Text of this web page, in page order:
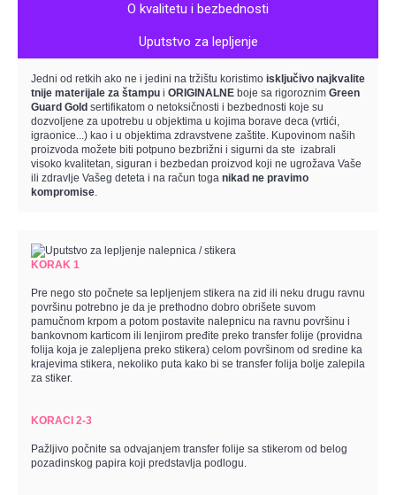
O kvalitetu i bezbednosti
Uputstvo za lepljenje
Jedni od retkih ako ne i jedini na tržištu koristimo isključivo najkvalite
tnije materijale za štampu i ORIGINALNE boje sa rigoroznim Green
Guard Gold sertifikatom o netoksičnosti i bezbednosti koje su
dozvoljene za upotrebu u objektima u kojima borave deca (vrtići,
igraonice...) kao i u objektima zdravstvene zaštite. Kupovinom naših
proizvoda možete biti potpuno bezbrižni i sigurni da ste izabrali
visoko kvalitetan, siguran i bezbedan proizvod koji ne ugrožava Vaše
ili zdravlje Vašeg deteta i na račun toga nikad ne pravimo
kompromise.
KORAK 1
Pre nego sto počnete sa lepljenjem stikera na zid ili neku drugu ravnu
površinu potrebno je da je prethodno dobro obrišete suvom
pamučnom krpom a potom postavite nalepnicu na ravnu površinu i
bankovnom karticom ili lenjirom pređite preko transfer folije (providna
folija koja je zalepljena preko stikera) celom površinom od sredine ka
krajevima stikera, nekoliko puta kako bi se transfer folija bolje zalepila
za stiker.
KORACI 2-3
Pažljivo počnite sa odvajanjem transfer folije sa stikerom od belog
pozadinskog papira koji predstavlja podlogu.